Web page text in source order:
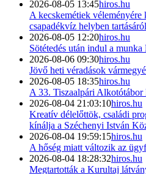
2026-08-05 13:45hiros.hu
A kecskemétiek
csapadékvíz helyben tartásáról
2026-08-05 12:20hiros.hu
Sötétedés után indul a
2026-08-06 09:30hiros.hu
Jövő heti véradások
2026-08-05 18:35hiros.hu
A 33. Tiszaalpári Alkotótábor
2026-08-04 21:03:10hiros.hu
Kreatív délelőttök, családi
kínálja a Széchenyi István
2026-08-04 19:59:15hiros.hu
A hőség miatt változik az
2026-08-04 18:28:32hiros.hu
Megtartották a Kurultaj